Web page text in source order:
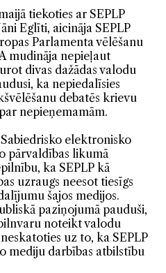
tiekoties ar SEPLP
Eglīti, aicināja SEPLP
Parlamenta vēlēšanu
mudināja nepieļaut
divas dažādas valodu
ka nepiedalīsies
debatēs krievu
nepieņemamām.
elektronisko
pārvaldības likumā
ka SEPLP kā
uzraugs neesot tiesīgs
šajos medijos.
paziņojumā pauduši,
noteikt valodu
uz to, ka SEPLP
mediju darbības atbilstību